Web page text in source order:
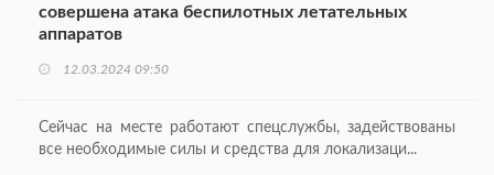
совершена атака беспилотных летательных
аппаратов
12.03.2024 09:50
Сейчас на месте работают спецслужбы, задействованы
все необходимые силы и средства для локализаци...